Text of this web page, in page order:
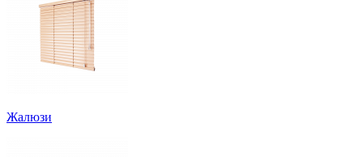
Жалюзи